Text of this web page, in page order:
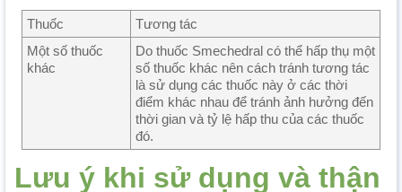
Thuốc
Tương tác
Một số thuốc
khác
Do thuốc Smechedral có thể hấp thụ một
số thuốc khác nên cách tránh tương tác
là sử dụng các thuốc này ở các thời
điểm khác nhau để tránh ảnh hưởng đến
thời gian và tỷ lệ hấp thu của các thuốc
đó.
Lưu ý khi sử dụng và thận